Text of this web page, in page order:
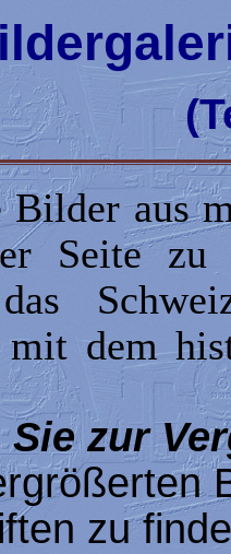
aus
Seite
das
mit dem
zur
zu